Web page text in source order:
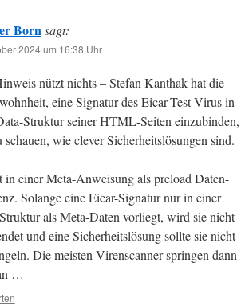
Born sagt:
2024 um 16:38 Uhr
nützt nichts – Stefan Kanthak hat die
eine Signatur des Eicar-Test-Virus in
Struktur seiner HTML-Seiten einzubinden,
schauen, wie clever Sicherheitslösungen sind.
in einer Meta-Anweisungals preload Daten-
Solange eine Eicar-Signatur nur in einer
als Meta-Daten vorliegt, wird sie nicht
und eine Sicherheitslösung sollte sie nicht
Die meisten Virenscanner springen dann
…